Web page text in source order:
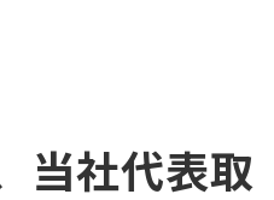
当社代表取